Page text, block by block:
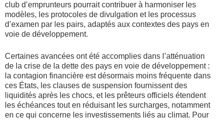
club d’emprunteurs pourrait contribuer à harmoniser les
modèles, les protocoles de divulgation et les processus
d’examen par les pairs, adaptés aux contextes des pays en
voie de développement.
Certaines avancées ont été accomplies dans l’atténuation
de la crise de la dette des pays en voie de développement :
la contagion financière est désormais moins fréquente dans
ces États, les clauses de suspension fournissent des
liquidités après les chocs, et les prêteurs officiels étendent
les échéances tout en réduisant les surcharges, notamment
en ce qui concerne les investissements liés au climat. Pour